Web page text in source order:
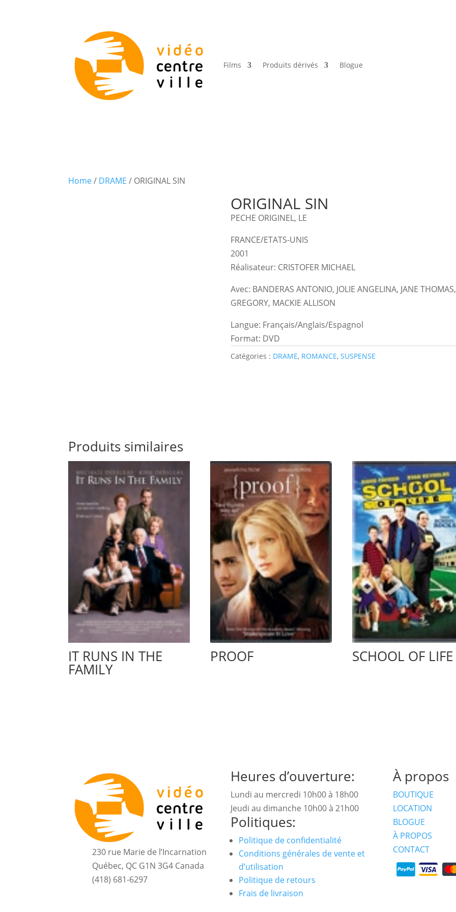
Films Produits dérivés Blogue
Home/ DRAME / ORIGINAL SIN
ORIGINAL SIN
PECHE ORIGINEL, LE
FRANCE/ETATS-UNIS
2001
Réalisateur: CRISTOFER MICHAEL
Avec: BANDERAS ANTONIO, JOLIE ANGELINA, JANE
GREGORY, MACKIE ALLISON
Langue: Français/Anglais/Espagnol
Format: DVD
Catégories : DRAME, ROMANCE,SUSPENSE
Produits similaires
IT RUNS IN THE
FAMILY
PROOF SCHOOL OF LIFE
230 rue Marie de l’Incarnation
Québec, QC G1N 3G4 Canada
(418) 681-6297
Heures d’ouverture:
Lundi au mercredi 10h00 à 18h00
Jeudi au dimanche 10h00 à 21h00
Politiques:
Politique de confidentialité
Conditions générales de vente et
d’utilisation
Politique de retours
Frais de livraison
À propos
BOUTIQUE
LOCATION
BLOGUE
À PROPOS
CONTACT